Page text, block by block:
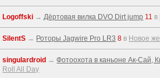
Logoffski →Дёртовая вилка DVO Dirt jump 11 в
SilentS → Роторы Jagwire Pro LR3 8 в Новое
singulardroid →Фотоохота в каньоне Ак-Cай,
Roll All Day